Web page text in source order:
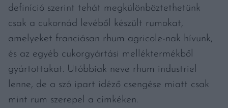
definíció szerint tehát megkülönböztethetünk
csak a cukornád levéből készült rumokat,
amelyeket franciásan rhum agricole-nak hívunk,
és az egyéb cukorgyártási melléktermékből
gyártottakat. Utóbbiak neve rhum industriel
lenne, de a szó ipart idéző csengése miatt csak
mint rum szerepel a címkéken.